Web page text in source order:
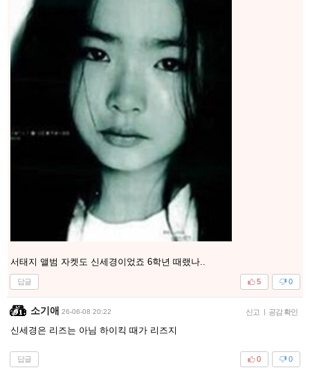
서태지 앨범 자켓도 신세경이었죠 6학년 때랬나..
답글 0
5
소기애 26-06-08 20:22 신고 | 공감 확인
신세경은 리즈는 아님 하이킥 때가 리즈지
답글 0
0